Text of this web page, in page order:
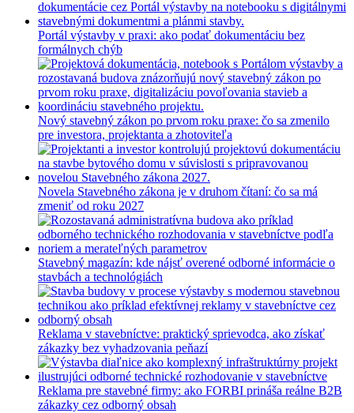
Portál výstavby v praxi: ako podať dokumentáciu bez
formálnych chýb
Nový stavebný zákon po prvom roku praxe: čo sa zmenilo
pre investora, projektanta a zhotoviteľa
Novela Stavebného zákona je v druhom čítaní: čo sa má
zmeniť od roku 2027
Stavebný magazín: kde nájsť overené odborné informácie o
stavbách a technológiách
Reklama v stavebníctve: praktický sprievodca, ako získať
zákazky bez vyhadzovania peňazí
Reklama pre stavebné firmy: ako FORBI prináša reálne B2B
zákazky cez odborný obsah